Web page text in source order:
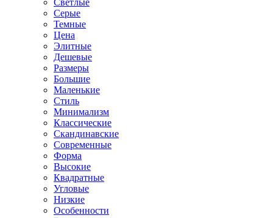
Светлые
Серые
Темные
Цена
Элитные
Дешевые
Размеры
Большие
Маленькие
Стиль
Минимализм
Классические
Скандинавские
Современные
Форма
Высокие
Квадратные
Угловые
Низкие
Особенности